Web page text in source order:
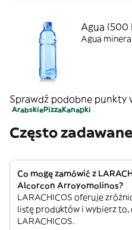
Agua (500
Agua
Sprawdź podobne punkty
ArabskiePizzaKanapki
Często
Co mogę zamówić z
Alcorcon Arroyomolinos?
LARACHICOS oferuje
listę produktów i wybierz to,
LARACHICOS.